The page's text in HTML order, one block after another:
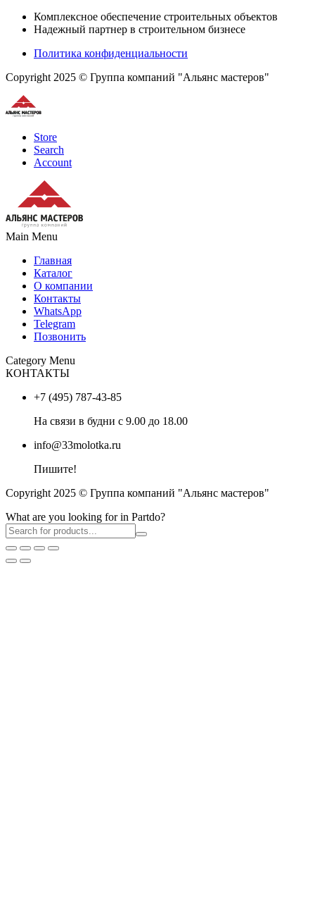
Комплексное обеспечение строительных объектов
Надежный партнер в строительном бизнесе
Политика конфиденциальности
Copyright 2025 © Группа компаний "Альянс мастеров"
Store
Search
Account
Main Menu
Главная
Каталог
О компании
Контакты
WhatsApp
Telegram
Позвонить
Category Menu
КОНТАКТЫ
+7 (495) 787-43-85
На связи в будни с 9.00 до 18.00
info@33molotka.ru
Пишите!
Copyright 2025 © Группа компаний "Альянс мастеров"
What are you looking for in Partdo?